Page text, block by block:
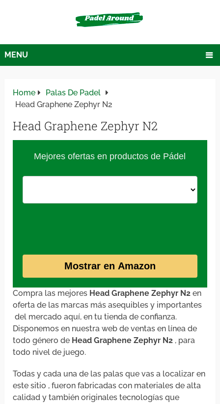
MENU
Home
Palas De Padel
Head Graphene Zephyr N2
Head Graphene Zephyr N2
Mejores ofertas en productos de Pádel
Mostrar en Amazon
Compra las mejores Head Graphene Zephyr N2 en
oferta de las marcas más asequibles y importantes
del mercado aquí, en tu tienda de confianza.
Disponemos en nuestra web de ventas en línea de
todo género de Head Graphene Zephyr N2 , para
todo nivel de juego.
Todas y cada una de las palas que vas a localizar en
este sitio , fueron fabricadas con materiales de alta
calidad y también originales tecnologías que